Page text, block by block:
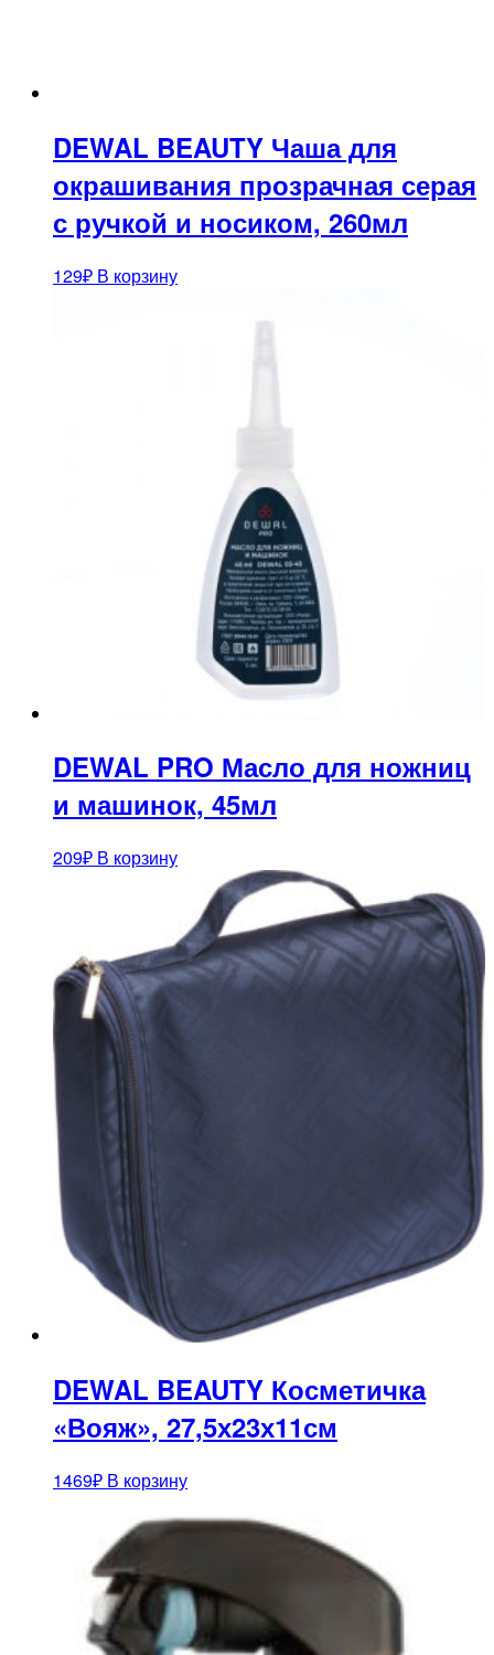
DEWAL BEAUTY Чаша для
окрашивания прозрачная серая
с ручкой и носиком, 260мл
129₽ В корзину
DEWAL PRO Масло для ножниц
и машинок, 45мл
209₽ В корзину
DEWAL BEAUTY Косметичка
«Вояж», 27,5х23х11см
1469₽ В корзину